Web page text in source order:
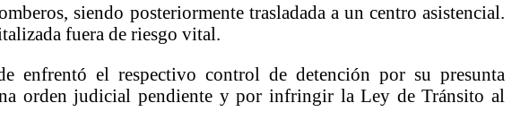
siendo posteriormente trasladada a un centro asistencial.
fuera de riesgo vital.
enfrentó el respectivo control de detención por su presunta
orden judicial pendiente y por infringir la Ley de Tránsito al